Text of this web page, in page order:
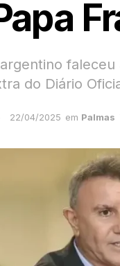
do Diário
22/04/2025 em Palmas